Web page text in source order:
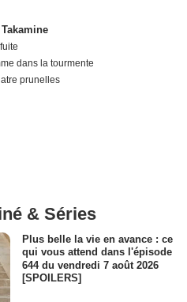
dans la tourmente
prunelles
& Séries
Plus belle la vie en avance : ce
qui vous attend dans l'épisode
644 du vendredi 7 août 2026
[SPOILERS]